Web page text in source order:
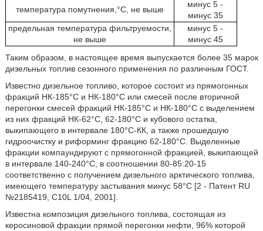
температура помутнения,°C, не выше
минус 5 -
минус 35
предельная температура фильтруемости,
не выше
минус 5 -
минус 45
Таким образом, в настоящее время выпускается более 35 марок
дизельных топлив сезонного применения по различным ГОСТ.
Известно дизельное топливо, которое состоит из прямогонных
фракций НК-185°C и НК-180°C или смесей после вторичной
перегонки смесей фракций НК-185°C и НК-180°C с выделением
из них фракций НК-62°C, 62-180°C и кубового остатка,
выкипающего в интервале 180°C-КК, а также прошедшую
гидроочистку и риформинг фракцию 62-180°C. Выделенные
фракции компаундируют с прямогонной фракцией, выкипающей
в интервале 140-240°C, в соотношении 80-85:20-15
соответственно с получением дизельного арктического топлива,
имеющего температуру застывания минус 58°C [2 - Патент RU
№2185419, C10L 1/04, 2001].
Известна композиция дизельного топлива, состоящая из
керосиновой фракции прямой перегонки нефти, 96% которой